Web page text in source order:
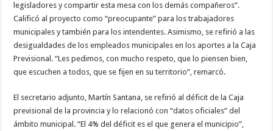
legisladores y compartir esta mesa con los demás compañeros”.
Calificó al proyecto como “preocupante” para los trabajadores
municipales y también para los intendentes. Asimismo, se refirió a las
desigualdades de los empleados municipales en los aportes a la Caja
Previsional. “Les pedimos, con mucho respeto, que lo piensen bien,
que escuchen a todos, que se fijen en su territorio”, remarcó.
El secretario adjunto, Martín Santana, se refirió al déficit de la Caja
previsional de la provincia y lo relacionó con “datos oficiales” del
ámbito municipal. “El 4% del déficit es el que genera el municipio”,